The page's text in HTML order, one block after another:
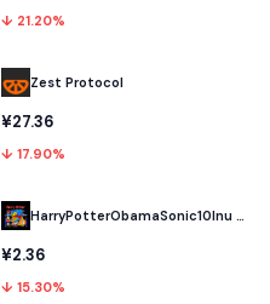
↓ 21.20%
Zest Protocol
¥27.36
↓ 17.90%
HarryPotterObamaSonic10Inu (ETH)
¥2.36
↓ 15.30%